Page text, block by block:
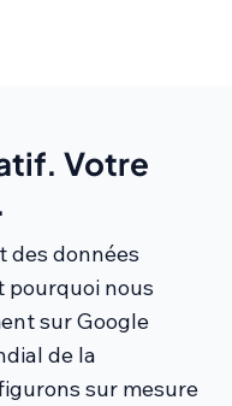
Votre
des données
pourquoi nous
sur Google
de la
sur mesure